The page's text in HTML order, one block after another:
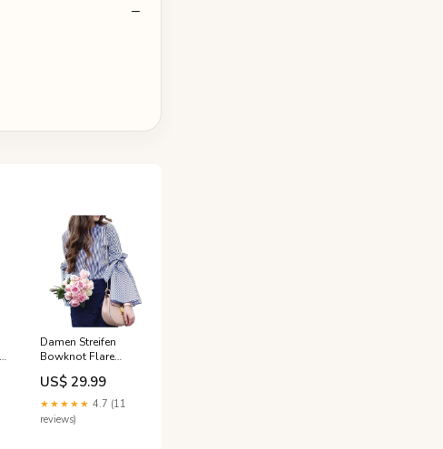
Damen Streifen
Bowknot Flare
Sleeve Größe:L
US$ 29.99
★★★★★ 4.7 (11
reviews)